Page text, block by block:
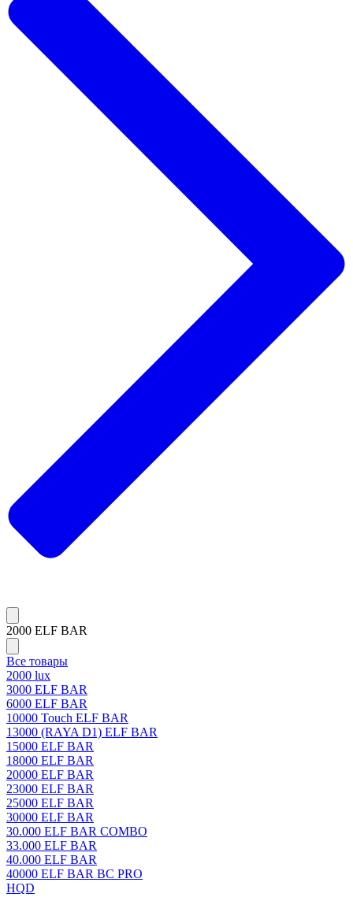
2000 ELF BAR
Все товары
2000 lux
3000 ELF BAR
6000 ELF BAR
10000 Touch ELF BAR
13000 (RAYA D1) ELF BAR
15000 ELF BAR
18000 ELF BAR
20000 ELF BAR
23000 ELF BAR
25000 ELF BAR
30000 ELF BAR
30.000 ELF BAR COMBO
33.000 ELF BAR
40.000 ELF BAR
40000 ELF BAR BC PRO
HQD